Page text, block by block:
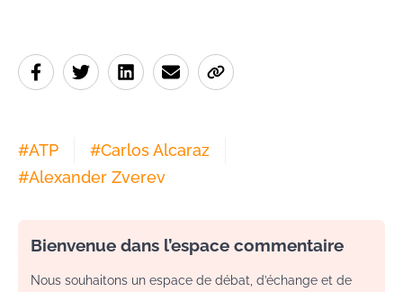
#ATP #Carlos Alcaraz
#Alexander Zverev
Bienvenue dans l’espace commentaire
Nous souhaitons un espace de débat, d’échange et de